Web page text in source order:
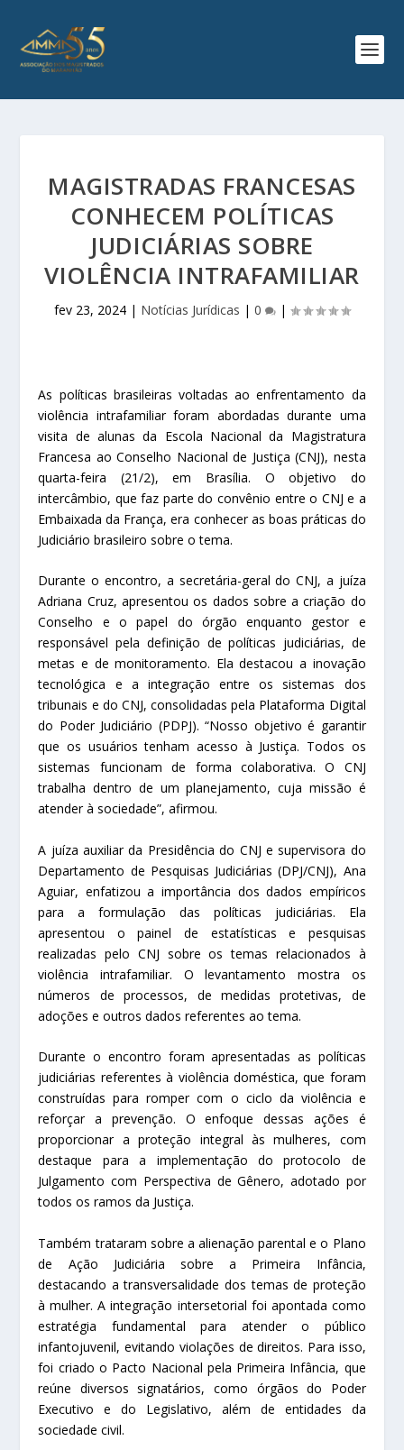
MAGISTRADAS FRANCESAS
CONHECEM POLÍTICAS
JUDICIÁRIAS SOBRE
VIOLÊNCIA INTRAFAMILIAR
fev 23, 2024 | Notícias Jurídicas | 0 |
As políticas brasileiras voltadas ao enfrentamento da
violência intrafamiliar foram abordadas durante uma
visita de alunas da Escola Nacional da Magistratura
Francesa ao Conselho Nacional de Justiça (CNJ), nesta
quarta-feira (21/2), em Brasília. O objetivo do
intercâmbio, que faz parte do convênio entre o CNJ e a
Embaixada da França, era conhecer as boas práticas do
Judiciário brasileiro sobre o tema.
Durante o encontro, a secretária-geral do CNJ, a juíza
Adriana Cruz, apresentou os dados sobre a criação do
Conselho e o papel do órgão enquanto gestor e
responsável pela definição de políticas judiciárias, de
metas e de monitoramento. Ela destacou a inovação
tecnológica e a integração entre os sistemas dos
tribunais e do CNJ, consolidadas pela Plataforma Digital
do Poder Judiciário (PDPJ). “Nosso objetivo é garantir
que os usuários tenham acesso à Justiça. Todos os
sistemas funcionam de forma colaborativa. O CNJ
trabalha dentro de um planejamento, cuja missão é
atender à sociedade”, afirmou.
A juíza auxiliar da Presidência do CNJ e supervisora do
Departamento de Pesquisas Judiciárias (DPJ/CNJ), Ana
Aguiar, enfatizou a importância dos dados empíricos
para a formulação das políticas judiciárias. Ela
apresentou o painel de estatísticas e pesquisas
realizadas pelo CNJ sobre os temas relacionados à
violência intrafamiliar. O levantamento mostra os
números de processos, de medidas protetivas, de
adoções e outros dados referentes ao tema.
Durante o encontro foram apresentadas as políticas
judiciárias referentes à violência doméstica, que foram
construídas para romper com o ciclo da violência e
reforçar a prevenção. O enfoque dessas ações é
proporcionar a proteção integral às mulheres, com
destaque para a implementação do protocolo de
Julgamento com Perspectiva de Gênero, adotado por
todos os ramos da Justiça.
Também trataram sobre a alienação parental e o Plano
de Ação Judiciária sobre a Primeira Infância,
destacando a transversalidade dos temas de proteção
à mulher. A integração intersetorial foi apontada como
estratégia fundamental para atender o público
infantojuvenil, evitando violações de direitos. Para isso,
foi criado o Pacto Nacional pela Primeira Infância, que
reúne diversos signatários, como órgãos do Poder
Executivo e do Legislativo, além de entidades da
sociedade civil.